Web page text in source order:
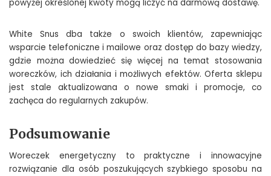
powyżej określonej kwoty mogą liczyć na darmową dostawę.
White Snus dba także o swoich klientów, zapewniając
wsparcie telefoniczne i mailowe oraz dostęp do bazy wiedzy,
gdzie można dowiedzieć się więcej na temat stosowania
woreczków, ich działania i możliwych efektów. Oferta sklepu
jest stale aktualizowana o nowe smaki i promocje, co
zachęca do regularnych zakupów.
Podsumowanie
Woreczek energetyczny to praktyczne i innowacyjne
rozwiązanie dla osób poszukujących szybkiego sposobu na